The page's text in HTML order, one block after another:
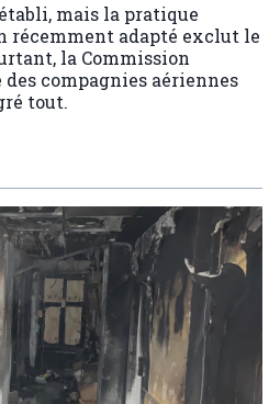
mais la pratique
récemment adapté exclut le
la Commission
compagnies aériennes
tout.